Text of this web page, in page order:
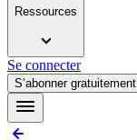
Ressources
Se connecter
S’abonner gratuitement